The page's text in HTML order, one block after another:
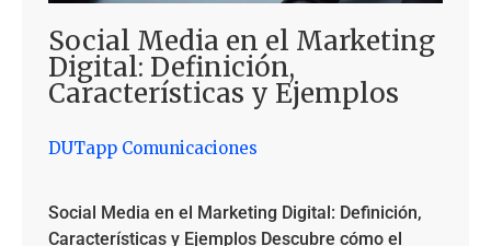
Social Media en el Marketing
Digital: Definición,
Características y Ejemplos
DUTapp Comunicaciones
Social Media en el Marketing Digital: Definición,
Características y Ejemplos Descubre cómo el